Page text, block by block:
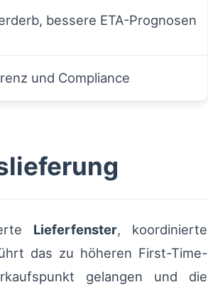
bessere ETA-Prognosen
und Compliance
Lieferfenster, koordinierte
das zu höheren First-Time-
gelangen und die